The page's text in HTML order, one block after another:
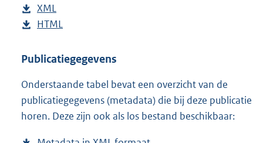
w
n
o
d
p
u
s
t
n
s
g
r
o
w
l
a
d
p
s
a
d
s
g
D
o
n
o
a
d
XML
e
t
n
d
s
D
w
l
o
a
HTML
s
a
n
d
Publicatiegegevens
Onderstaande tabel bevat een overzicht van de
publicatiegegevens (metadata) die bij deze publicatie
horen. Deze zijn ook als los bestand beschikbaar: